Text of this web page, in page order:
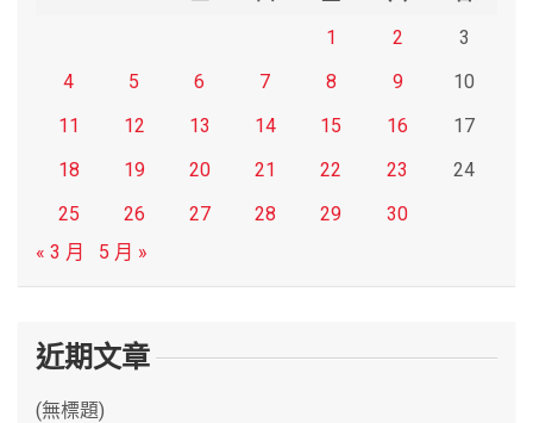
1
2
3
4
5 6 7 8 9
10
11
12 13 14 15 16
17
18
19 20 21 22 23
24
25
26 27 28 29
30
« 3 月
5 月 »
近期文章
(無標題)